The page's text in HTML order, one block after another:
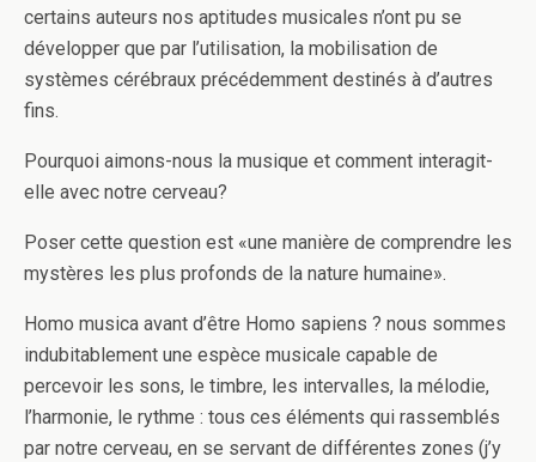
certains auteurs nos aptitudes musicales n’ont pu se
développer que par l’utilisation, la mobilisation de
systèmes cérébraux précédemment destinés à d’autres
fins.
Pourquoi aimons-nous la musique et comment interagit-
elle avec notre cerveau?
Poser cette question est «une manière de comprendre les
mystères les plus profonds de la nature humaine».
Homo musica avant d’être Homo sapiens ? nous sommes
indubitablement une espèce musicale capable de
percevoir les sons, le timbre, les intervalles, la mélodie,
l’harmonie, le rythme : tous ces éléments qui rassemblés
par notre cerveau, en se servant de différentes zones (j’y